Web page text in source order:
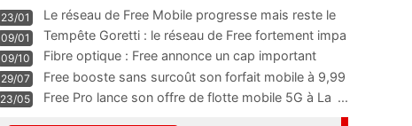
23/01
Le réseau de Free Mobile progresse mais reste le
m
...
09/01
Tempête Goretti : le réseau de Free fortement impa
09/10
Fibre optique : Free annonce un cap important
pass
...
29/07
Free booste sans surcoût son forfait mobile à 9,99
23/05 Free Pro lance son offre de flotte mobile 5G à La ...